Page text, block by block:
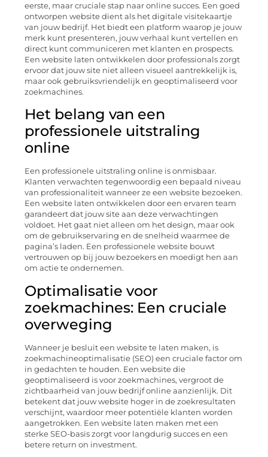
eerste, maar cruciale stap naar online succes. Een goed
ontworpen website dient als het digitale visitekaartje
van jouw bedrijf. Het biedt een platform waarop je jouw
merk kunt presenteren, jouw verhaal kunt vertellen en
direct kunt communiceren met klanten en prospects.
Een website laten ontwikkelen door professionals zorgt
ervoor dat jouw site niet alleen visueel aantrekkelijk is,
maar ook gebruiksvriendelijk en geoptimaliseerd voor
zoekmachines.
Het belang van een
professionele uitstraling
online
Een professionele uitstraling online is onmisbaar.
Klanten verwachten tegenwoordig een bepaald niveau
van professionaliteit wanneer ze een website bezoeken.
Een website laten ontwikkelen door een ervaren team
garandeert dat jouw site aan deze verwachtingen
voldoet. Het gaat niet alleen om het design, maar ook
om de gebruikservaring en de snelheid waarmee de
pagina’s laden. Een professionele website bouwt
vertrouwen op bij jouw bezoekers en moedigt hen aan
om actie te ondernemen.
Optimalisatie voor
zoekmachines: Een cruciale
overweging
Wanneer je besluit een website te laten maken, is
zoekmachineoptimalisatie (SEO) een cruciale factor om
in gedachten te houden. Een website die
geoptimaliseerd is voor zoekmachines, vergroot de
zichtbaarheid van jouw bedrijf online aanzienlijk. Dit
betekent dat jouw website hoger in de zoekresultaten
verschijnt, waardoor meer potentiële klanten worden
aangetrokken. Een website laten maken met een
sterke SEO-basis zorgt voor langdurig succes en een
betere return on investment.